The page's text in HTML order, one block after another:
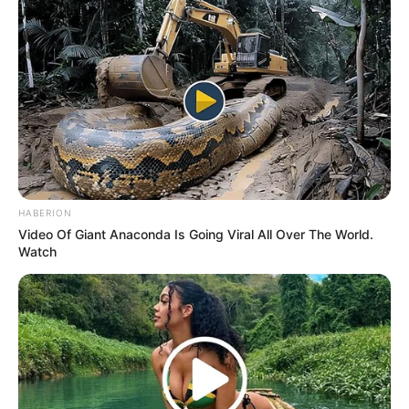
LUGAR DONDE HUELE A QUEMADO Y A
MENTIRAS.
¡Qué tranza, banda mitotera y siempre al filo
del infarto!
Si hace ratito sentiste que la Virgencita te
hablaba al oído y te decía “aguas, mijo, que se
HABERION
Video Of Giant Anaconda Is Going Viral All Over The World.
Watch